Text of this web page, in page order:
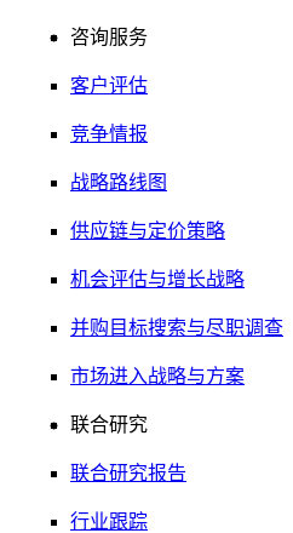
咨询服务
客户评估
竞争情报
战略路线图
供应链与定价策略
机会评估与增长战略
并购目标搜索与尽职调查
市场进入战略与方案
联合研究
联合研究报告
行业跟踪